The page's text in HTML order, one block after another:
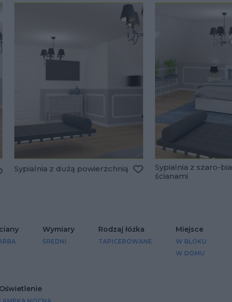
Sypialnia z dużą powierzchnią
Dodaj do ulubionych
Sypialnia z szaro-
ścianami
Wymiary
ŚREDNI
Rodzaj łóżka
TAPICEROWANE
Miejsce
W BLOKU
W DOMU
Oświetlenie